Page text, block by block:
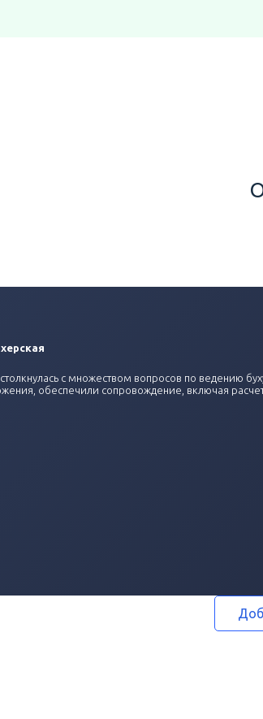
с множеством вопросов по ведению
обеспечили сопровождение, включая